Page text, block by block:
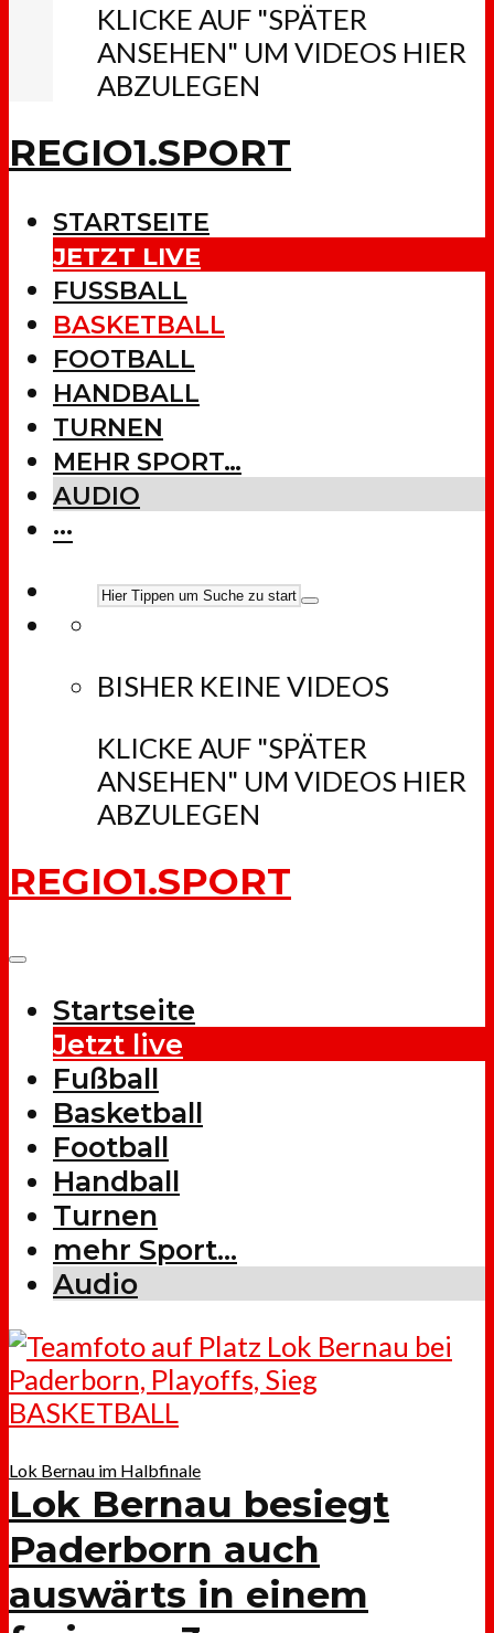
KLICKE AUF "SPÄTER
ANSEHEN" UM VIDEOS HIER
ABZULEGEN
REGIO1.SPORT
STARTSEITE
JETZT LIVE
FUSSBALL
BASKETBALL
FOOTBALL
HANDBALL
TURNEN
MEHR SPORT…
AUDIO
···
BISHER KEINE VIDEOS
KLICKE AUF "SPÄTER
ANSEHEN" UM VIDEOS HIER
ABZULEGEN
REGIO1.SPORT
Startseite
Jetzt live
Fußball
Basketball
Football
Handball
Turnen
mehr Sport…
Audio
BASKETBALL
Lok Bernau im Halbfinale
Lok Bernau besiegt
Paderborn auch
auswärts in einem